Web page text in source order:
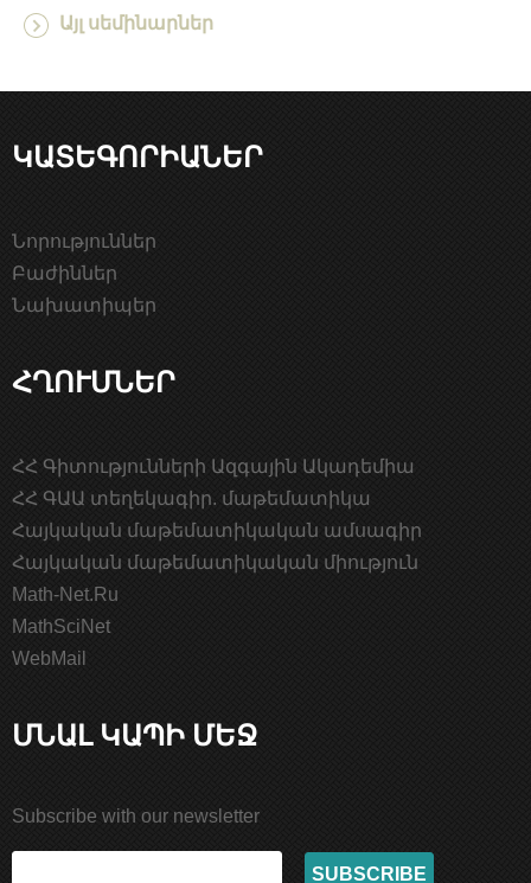
Այլ սեմինարներ
ԿԱՏԵԳՈՐԻԱՆԵՐ
Նորություններ
Բաժիններ
Նախատիպեր
ՀՂՈՒՄՆԵՐ
ՀՀ Գիտությունների Ազգային Ակադեմիա
ՀՀ ԳԱԱ տեղեկագիր. մաթեմատիկա
Հայկական մաթեմատիկական ամսագիր
Հայկական մաթեմատիկական միություն
Math-Net.Ru
MathSciNet
WebMail
ՄՆԱԼ ԿԱՊԻ ՄԵՋ
Subscribe with our newsletter